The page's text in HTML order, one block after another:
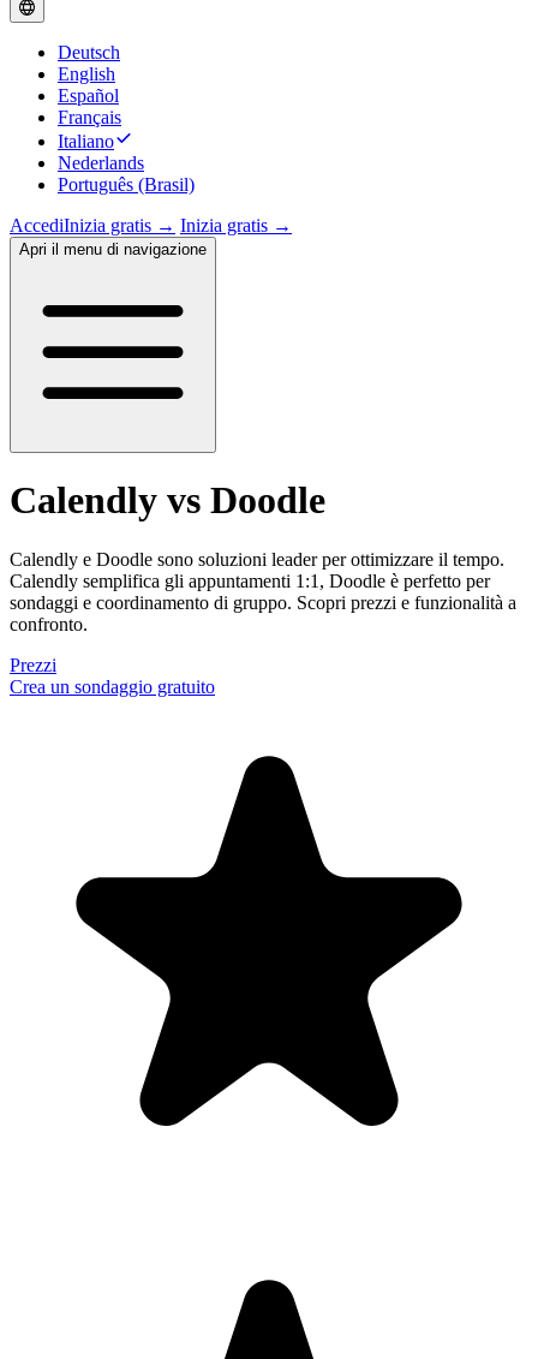
Deutsch
English
Español
Français
Italiano
Nederlands
Português (Brasil)
AccediInizia gratis → Inizia gratis →
Apri il menu di navigazione
Calendly vs Doodle
Calendly e Doodle sono soluzioni leader per ottimizzare il tempo.
Calendly semplifica gli appuntamenti 1:1, Doodle è perfetto per
sondaggi e coordinamento di gruppo. Scopri prezzi e funzionalità a
confronto.
Prezzi
Crea un sondaggio gratuito